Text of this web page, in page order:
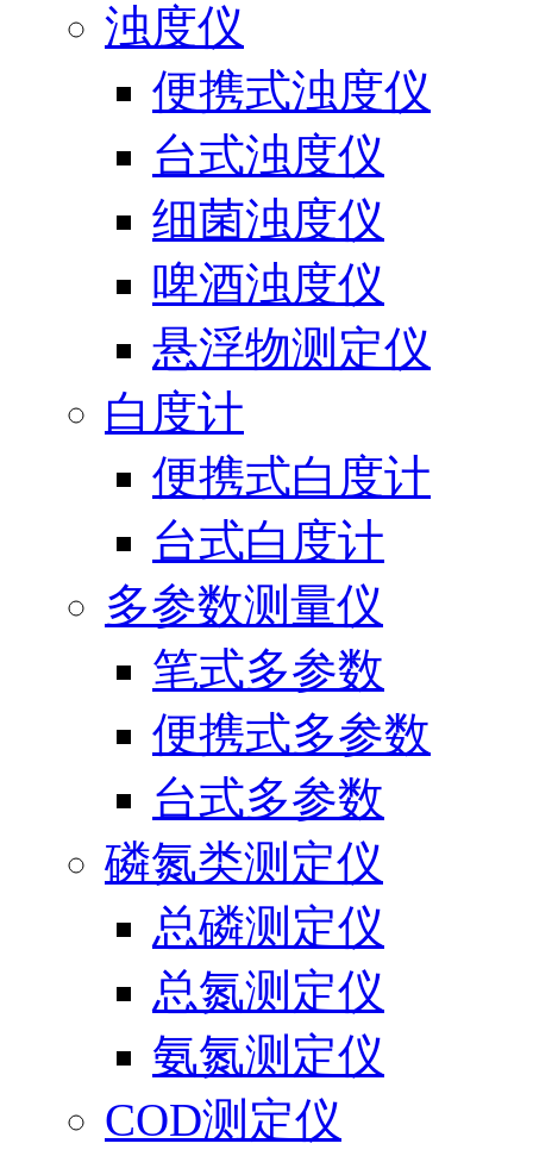
浊度仪
便携式浊度仪
台式浊度仪
细菌浊度仪
啤酒浊度仪
悬浮物测定仪
白度计
便携式白度计
台式白度计
多参数测量仪
笔式多参数
便携式多参数
台式多参数
磷氮类测定仪
总磷测定仪
总氮测定仪
氨氮测定仪
COD测定仪